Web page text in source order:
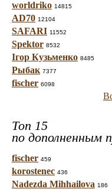
worldriko 14815
AD70 12104
SAFARI 11552
Spektor 8532
Ігор Кузьменко 8485
Рыбак 7377
fischer 6098
Топ 15
по дополненным
fischer 459
korostenec 436
Nadezda Mihhailova 186